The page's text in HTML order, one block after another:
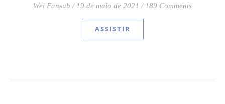
Wei Fansub / 19 de maio de 2021 / 189 Comments
ASSISTIR